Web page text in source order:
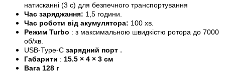
натисканні (3 с) для безпечного транспортування
Час заряджання: 1,5 години.
Час роботи від акумулятора: 100 хв.
Режим Turbo : з максимальною швидкістю ротора до 7000
об/хв.
USB-Type-C зарядний порт .
Габарити : 15.5 × 4 × 3 см
Вага 128 г